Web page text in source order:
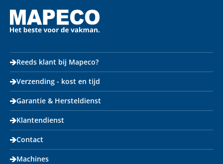
Reeds klant bij Mapeco?
Verzending - kost en tijd
Garantie & Hersteldienst
Klantendienst
Contact
Machines